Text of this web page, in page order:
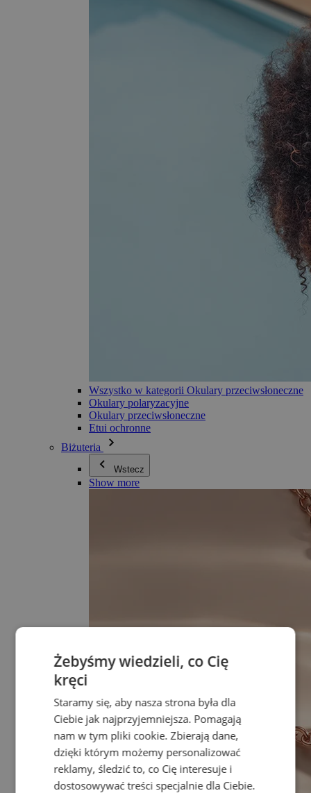
Wszystko w kategorii Okulary przeciwsłoneczne
Okulary polaryzacyjne
Okulary przeciwsłoneczne
Etui ochronne
Biżuteria
Wstecz
Show more
Żebyśmy wiedzieli, co Cię
kręci
Staramy się, aby nasza strona była dla
Ciebie jak najprzyjemniejsza. Pomagają
nam w tym pliki cookie. Zbierają dane,
dzięki którym możemy personalizować
reklamy, śledzić to, co Cię interesuje i
dostosowywać treści specjalnie dla Ciebie.